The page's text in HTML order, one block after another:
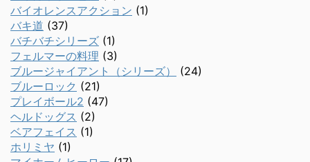
バイオレンスアクション (1)
バキ道 (37)
バチバチシリーズ (1)
フェルマーの料理 (3)
ブルージャイアント（シリーズ）
(24)
ブルーロック (21)
プレイボール2 (47)
ヘルドッグス (2)
ベアフェイス (1)
ホリミヤ (1)